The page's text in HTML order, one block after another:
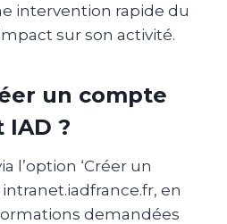
intervention rapide du
sur son activité.
un compte
IAD ?
l’option ‘Créer un
en
demandées